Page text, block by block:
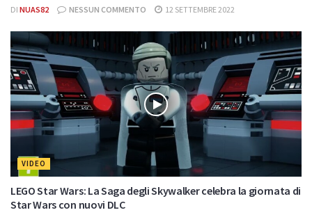
DI NUAS82 NESSUN COMMENTO 12 SETTEMBRE 2022
VIDEO
LEGO Star Wars: La Saga degli Skywalker celebra la giornata di
Star Wars con nuovi DLC